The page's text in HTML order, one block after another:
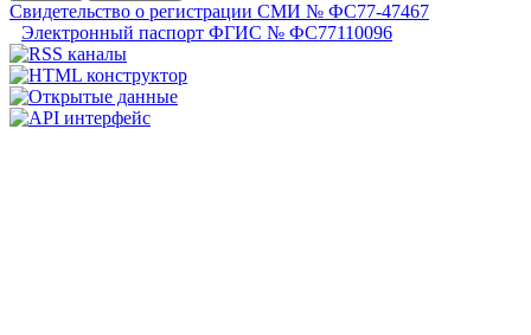
Свидетельство о регистрации СМИ № ФС77-47467
Электронный паспорт ФГИС № ФС77110096